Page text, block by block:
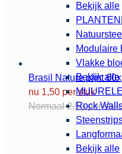
Brasil Nature plint
nu 1,50 per stuk
Normaal 2,50 per stuk
Bekijk alle
Modulaire
Vlakke
Bekijk alle
Rock
Bekijk alle